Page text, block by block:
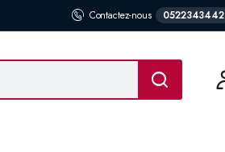
Contactez-nous 0522343442